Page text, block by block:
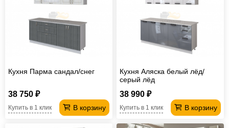
Кухня Парма сандал/снег
38 750 ₽
В корзину
Купить в 1 клик
Кухня Аляска белый лёд/
серый лёд
38 990 ₽
В корзину
Купить в 1 клик